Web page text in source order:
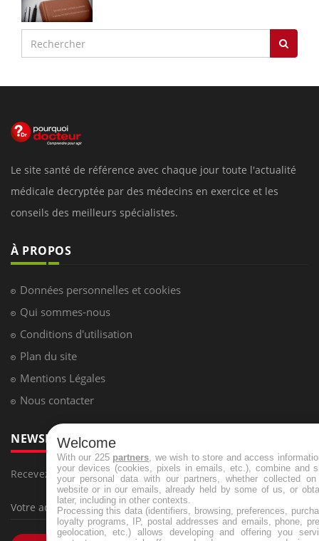
Le site santé de référence avec chaque jour toute l'actualité
médicale decryptée par des médecins en exercice et les
conseils des meilleurs spécialistes.
À PROPOS
Données personnelles et cookies
Qui sommes-nous
Conditions d'utilisation
Plan du site
Mentions Légales
Nous contacter
NEWSLETTER
Recevez toutes les semaines les meilleures infos santé
Welcome
With our 225 partners , we wish to store and access
your devices (cookies, pixels in emails, etc.), combine and
your personal data with our partners, whether collected
website or in our emails, already held by some of us, or
later, including in other contexts.
Processing this data (identifiers, browsing, preferences,
loyalty programs, IP, postal addresses and emails, phone,
geolocation, etc.) allows developing and offering you